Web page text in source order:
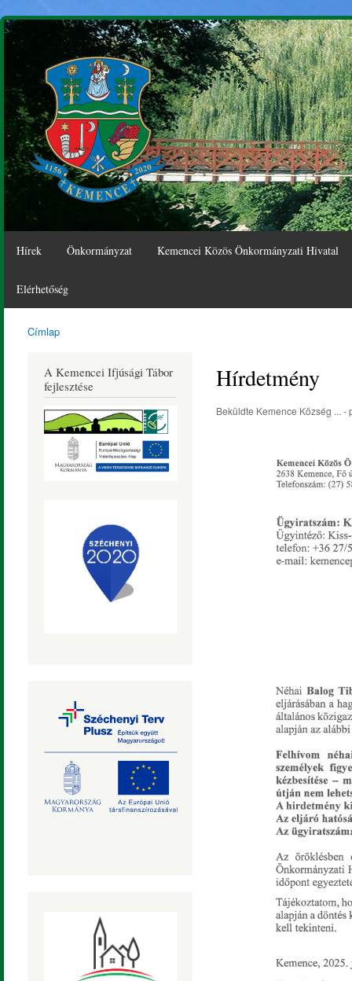
Hírek Önkormányzat Kemencei Közös Önkormányzati Hivatal
Elérhetőség
Kemence
Község
Honlapja
Címlap
A Kemencei Ifjúsági Tábor
fejlesztése
Hírdetmény
Beküldte Kemence Község ... -